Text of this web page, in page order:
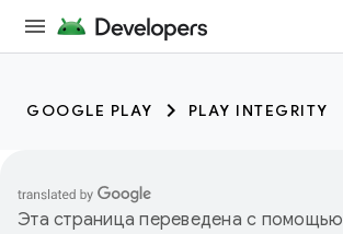
GOOGLE PLAY PLAY INTEGRITY
Эта страница переведена с помощью